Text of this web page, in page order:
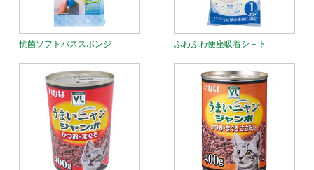
抗菌ソフトバススポンジ ふわふわ便座吸着シ－ト